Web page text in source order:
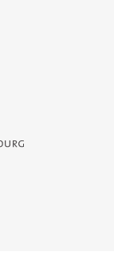
- Service